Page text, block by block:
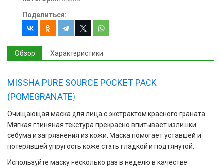
Поделиться:
Обзор Характеристики
MISSHA PURE SOURCE POCKET PACK
(POMEGRANATE)
Очищающая маска для лица с экстрактом красного граната.
Мягкая глиняная текстура прекрасно впитывает излишки
себума и загрязнения из кожи. Маска помогает уставшей и
потерявшей упругость коже стать гладкой и подтянутой.
Используйте маску несколько раз в неделю в качестве